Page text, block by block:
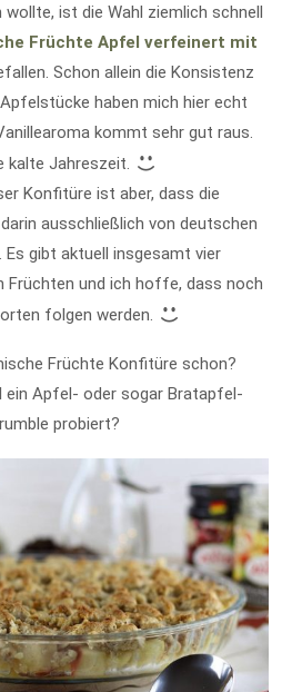
ist die Wahl ziemlich schnell
Früchte Apfel verfeinert mit
Schon allein die Konsistenz
haben mich hier echt
kommt sehr gut raus.
kalte Jahreszeit.
Konfitüre ist aber, dass die
ausschließlich von deutschen
gibt aktuell insgesamt vier
Früchten und ich hoffe, dass noch
folgen werden.
Früchte Konfitüre schon?
ein Apfel- oder sogar Bratapfel-
probiert?